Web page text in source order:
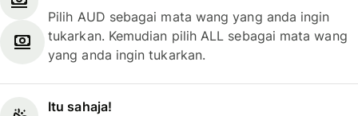
Pilih AUD sebagai mata wang yang anda ingin
tukarkan. Kemudian pilih ALL sebagai mata wang
yang anda ingin tukarkan.
Itu sahaja!